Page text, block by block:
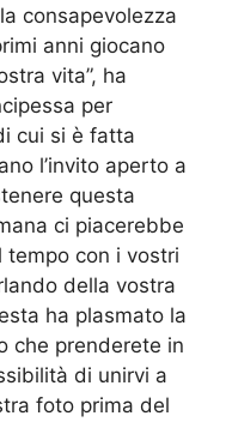
consapevolezza
anni giocano
vita”, ha
per
cui si è fatta
l’invito aperto a
questa
ci piacerebbe
con i vostri
della vostra
ha plasmato la
che prenderete in
di unirvi a
foto prima del